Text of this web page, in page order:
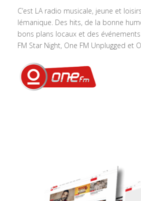
C’est LA radio musicale, jeune et
lémanique. Des hits, de la bonne
bons plans locaux et des
FM Star Night, One FM Unplugged et